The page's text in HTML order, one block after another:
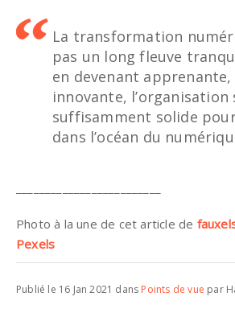
La transformation
pas un long fleuve
en devenant
innovante, l’organisation
suffisamment solide
dans l’océan du
Photo à la une de cet article de
Pexels
Publié le 16 Jan 2021 dans Points de vue par